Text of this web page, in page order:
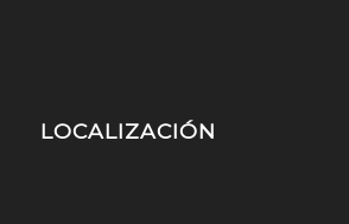
LOCALIZACIÓN